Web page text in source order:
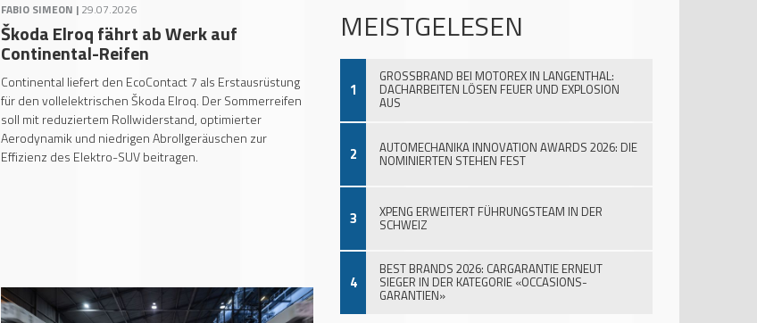
FABIO SIMEON | 29.07.2026
Škoda Elroq fährt ab Werk auf
Continental-Reifen
Continental liefert den EcoContact 7 als Erstausrüstung
für den vollelektrischen Škoda Elroq. Der Sommerreifen
soll mit reduziertem Rollwiderstand, optimierter
Aerodynamik und niedrigen Abrollgeräuschen zur
Effizienz des Elektro-SUV beitragen.
MEISTGELESEN
1
GROSSBRAND BEI MOTOREX IN LANGENTHAL:
DACHARBEITEN LÖSEN FEUER UND EXPLOSION
AUS
2 AUTOMECHANIKA INNOVATION AWARDS 2026: DIE
NOMINIERTEN STEHEN FEST
3 XPENG ERWEITERT FÜHRUNGSTEAM IN DER
SCHWEIZ
4
BEST BRANDS 2026: CARGARANTIE ERNEUT
SIEGER IN DER KATEGORIE «OCCASIONS-
GARANTIEN»